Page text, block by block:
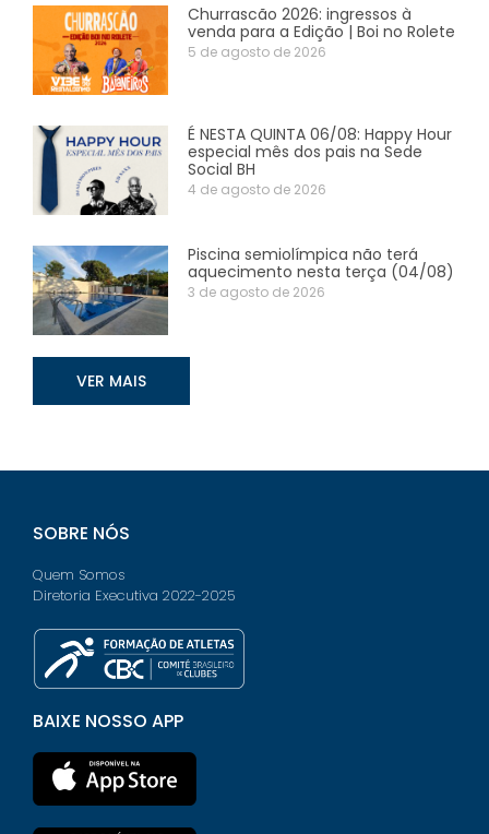
Churrascão 2026: ingressos à
venda para a Edição | Boi no Rolete
5 de agosto de 2026
É NESTA QUINTA 06/08: Happy Hour
especial mês dos pais na Sede
Social BH
4 de agosto de 2026
Piscina semiolímpica não terá
aquecimento nesta terça (04/08)
3 de agosto de 2026
VER MAIS
SOBRE NÓS
Quem Somos
Diretoria Executiva 2022-2025
BAIXE NOSSO APP